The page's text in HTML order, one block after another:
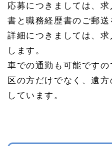
応募につきましては、
書と職務経歴書のご郵送
詳細につきましては、
します。
車での通勤も可能です
区の方だけでなく、遠
しています。